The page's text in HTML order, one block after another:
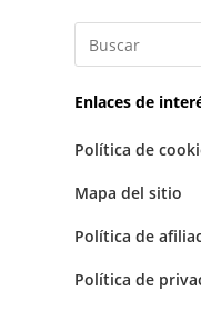
Enlaces de
Política de
Mapa del sitio
Política de
Política de